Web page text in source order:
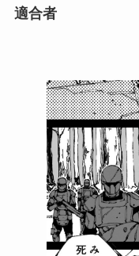
適合者